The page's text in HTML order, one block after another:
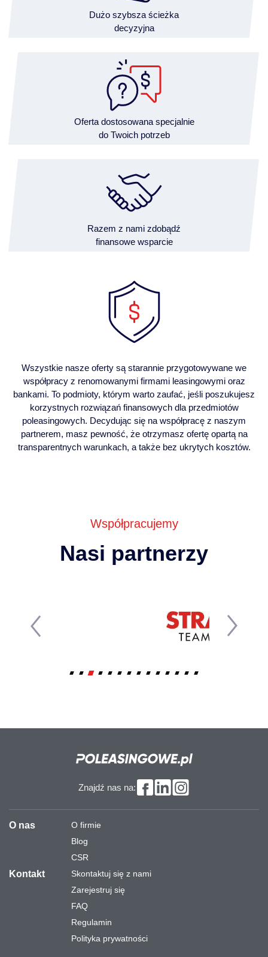
Dużo szybsza ścieżka
decyzyjna
Oferta dostosowana specjalnie
do Twoich potrzeb
Razem z nami zdobądź
finansowe wsparcie
Wszystkie nasze oferty są starannie przygotowywane we
współpracy z renomowanymi firmami leasingowymi oraz
bankami. To podmioty, którym warto zaufać, jeśli poszukujesz
korzystnych rozwiązań finansowych dla przedmiotów
poleasingowych. Decydując się na współpracę z naszym
partnerem, masz pewność, że otrzymasz ofertę opartą na
transparentnych warunkach, a także bez ukrytych kosztów.
Współpracujemy
Nasi partnerzy
Znajdź nas na:
O nas
O firmie
Blog
CSR
Kontakt
Skontaktuj się z nami
Zarejestruj się
FAQ
Regulamin
Polityka prywatności